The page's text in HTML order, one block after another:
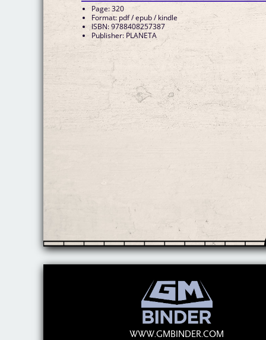
Page: 320
Format: pdf / epub / kindle
ISBN: 9788408257387
Publisher: PLANETA
WWW.GMBINDER.COM